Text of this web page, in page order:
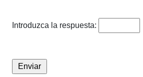
Introduzca la respuesta: